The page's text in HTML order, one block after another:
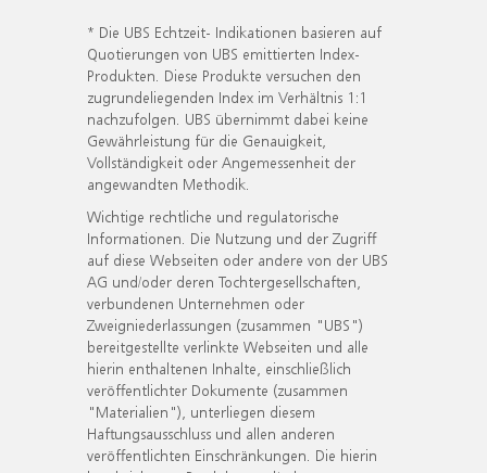
* Die UBS Echtzeit- Indikationen basieren auf
Quotierungen von UBS emittierten Index-
Produkten. Diese Produkte versuchen den
zugrundeliegenden Index im Verhältnis 1:1
nachzufolgen. UBS übernimmt dabei keine
Gewährleistung für die Genauigkeit,
Vollständigkeit oder Angemessenheit der
angewandten Methodik.
Wichtige rechtliche und regulatorische
Informationen. Die Nutzung und der Zugriff
auf diese Webseiten oder andere von der UBS
AG und/oder deren Tochtergesellschaften,
verbundenen Unternehmen oder
Zweigniederlassungen (zusammen "UBS")
bereitgestellte verlinkte Webseiten und alle
hierin enthaltenen Inhalte, einschließlich
veröffentlichter Dokumente (zusammen
"Materialien"), unterliegen diesem
Haftungsausschluss und allen anderen
veröffentlichten Einschränkungen. Die hierin